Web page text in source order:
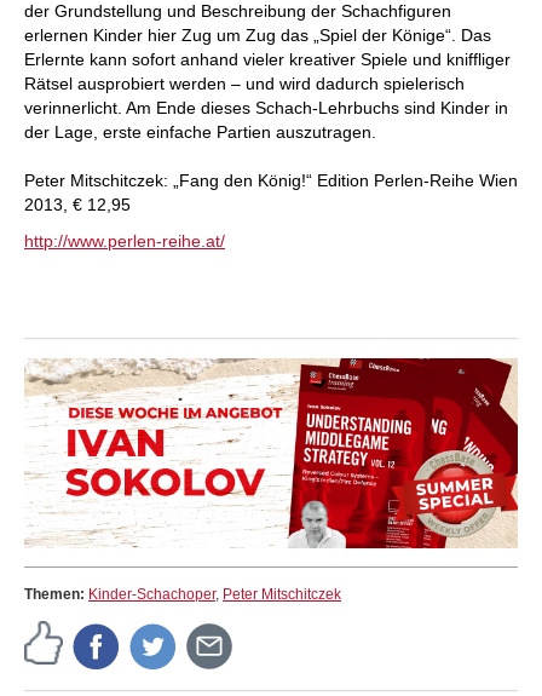
der Grundstellung und Beschreibung der Schachfiguren
erlernen Kinder hier Zug um Zug das „Spiel der Könige“. Das
Erlernte kann sofort anhand vieler kreativer Spiele und kniffliger
Rätsel ausprobiert werden – und wird dadurch spielerisch
verinnerlicht. Am Ende dieses Schach-Lehrbuchs sind Kinder in
der Lage, erste einfache Partien auszutragen.
Peter Mitschitczek: „Fang den König!“ Edition Perlen-Reihe Wien
2013, € 12,95
http://www.perlen-reihe.at/
Themen: Kinder-Schachoper, Peter Mitschitczek